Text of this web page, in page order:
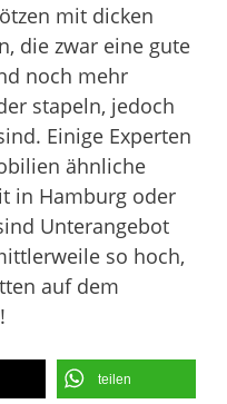
mit dicken
die zwar eine gute
noch mehr
stapeln, jedoch
Einige Experten
ähnliche
in Hamburg oder
Unterangebot
so hoch,
auf dem
teilen